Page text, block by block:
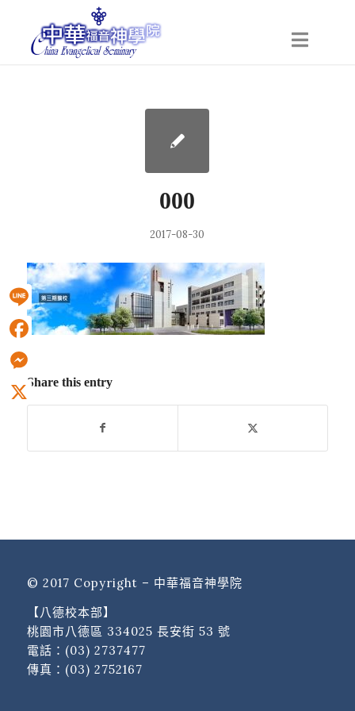
000
2017-08-30
Share this entry
© 2017 Copyright – 中華福音神學院
【八德校本部】
桃園市八德區 334025 長安街 53 號
電話： (03) 2737477
傳真：(03) 2752167
Line
Facebook
Messenger